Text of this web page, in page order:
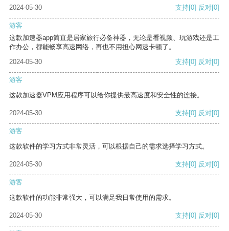
2024-05-30 支持[0] 反对[0]
游客
这款加速器app简直是居家旅行必备神器，无论是看视频、玩游戏还是工
作办公，都能畅享高速网络，再也不用担心网速卡顿了。
2024-05-30
支持[0] 反对[0]
游客
这款加速器VPM应用程序可以给你提供最高速度和安全性的连接。
2024-05-30 支持[0] 反对[0]
游客
这款软件的学习方式非常灵活，可以根据自己的需求选择学习方式。
2024-05-30 支持[0] 反对[0]
游客
这款软件的功能非常强大，可以满足我日常使用的需求。
2024-05-30 支持[0] 反对[0]